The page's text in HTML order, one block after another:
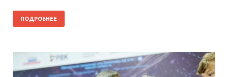
ПОДРОБНЕЕ